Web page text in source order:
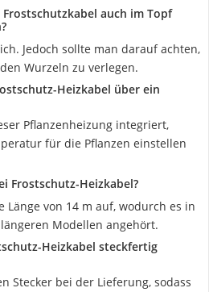
auch im Topf
Jedoch sollte man darauf achten,
Wurzeln zu verlegen.
Heizkabel über ein
Pflanzenheizung integriert,
für die Pflanzen einstellen
Frostschutz-Heizkabel?
Länge von 14 m auf, wodurch es in
Modellen angehört.
Heizkabel steckfertig
Stecker bei der Lieferung, sodass